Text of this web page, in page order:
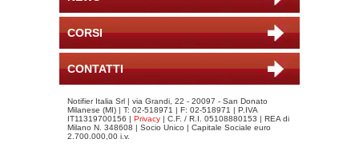
CORSI
CONTATTI
Notifier Italia Srl | via Grandi, 22 - 20097 - San Donato
Milanese (MI) | T: 02-518971 | F: 02-518971 | P.IVA
IT11319700156 | Privacy | C.F. / R.I. 05108880153 | REA di
Milano N. 348608 | Socio Unico | Capitale Sociale euro
2.700.000,00 i.v.